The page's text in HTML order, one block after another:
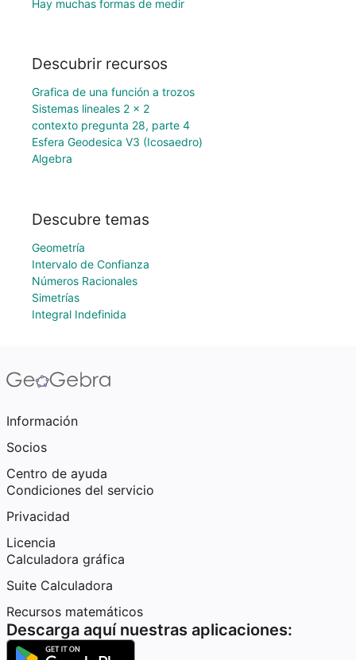
Hay muchas formas de medir
Descubrir recursos
Grafica de una función a trozos
Sistemas lineales 2 x 2
contexto pregunta 28, parte 4
Esfera Geodesica V3 (Icosaedro)
Algebra
Descubre temas
Geometría
Intervalo de Confianza
Números Racionales
Simetrías
Integral Indefinida
Información
Socios
Centro de ayuda
Condiciones del servicio
Privacidad
Licencia
Calculadora gráfica
Suite Calculadora
Recursos matemáticos
Descarga aquí nuestras aplicaciones: